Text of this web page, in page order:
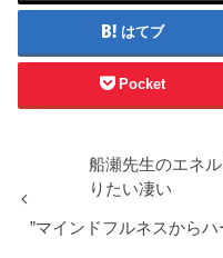
はてブ
Pocket
船瀬先生のエネ
りたい凄い
”マインドフルネスから